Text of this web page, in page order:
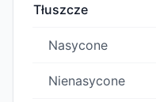
Tłuszcze
Nasycone
Nienasycone